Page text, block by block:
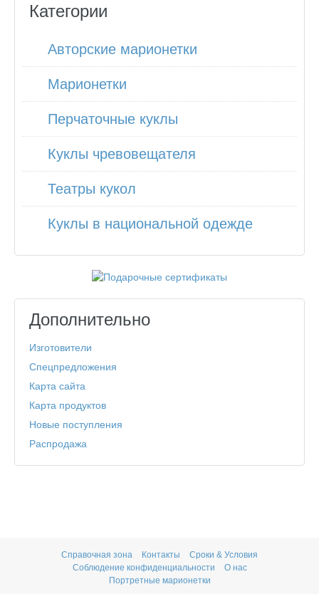
Категории
Авторские марионетки
Марионетки
Перчаточные куклы
Куклы чревовещателя
Театры кукол
Куклы в национальной одежде
Дополнительно
Изготовители
Спецпредложения
Карта сайта
Карта продуктов
Новые поступления
Распродажа
Справочная зона Контакты
Сроки & Условия
Соблюдение конфиденциальности
О нас
Портретные марионетки